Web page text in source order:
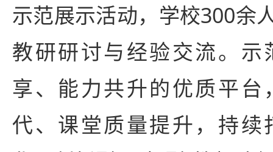
示范展示活动，学校300余
教研研讨与经验交流。示
享、能力共升的优质平台
代、课堂质量提升，持续